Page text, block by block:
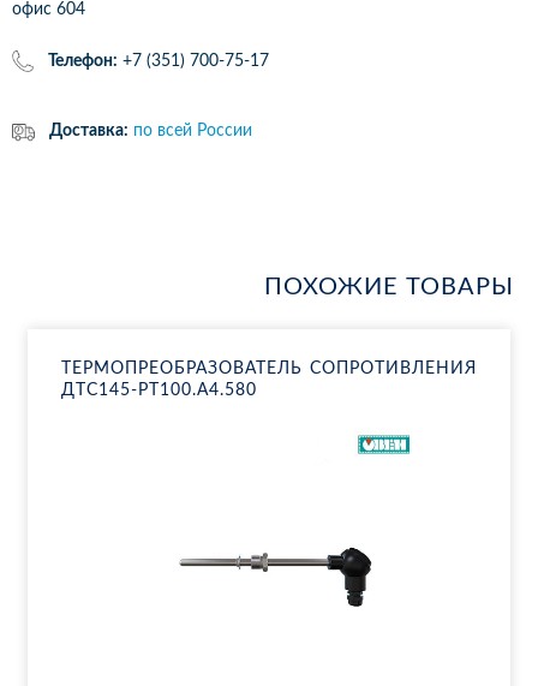
офис 604
Телефон: +7 (351) 700-75-17
Доставка: по всей России
ПОХОЖИЕ ТОВАРЫ
ТЕР­МО­ПРЕ­ОБ­РА­ЗО­ВА­ТЕЛЬ СО­ПРО­ТИВ­ЛЕ­НИЯ
ДТ­С145-РТ100.А4.580